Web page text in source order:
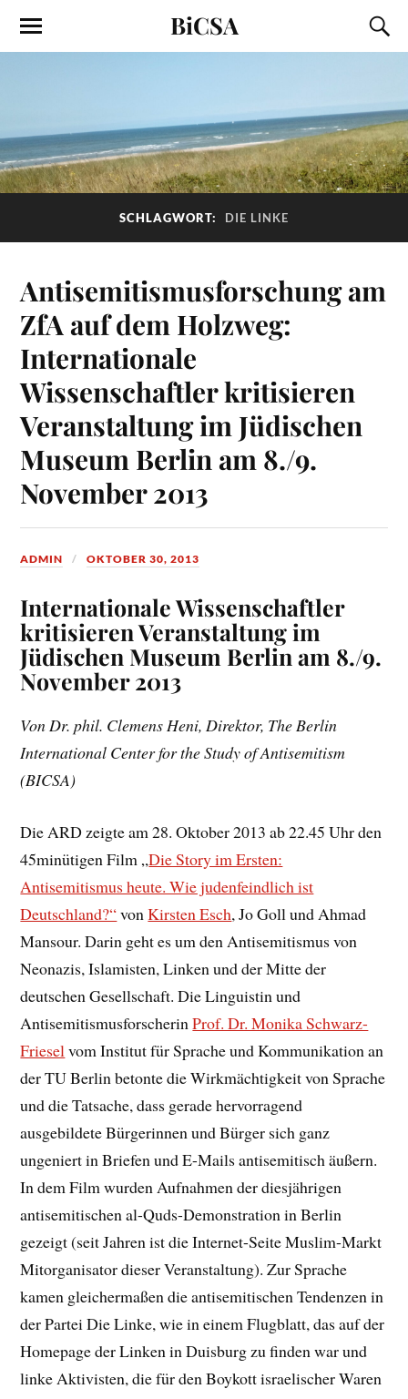
BiCSA
SCHLAGWORT: DIE LINKE
Antisemitismusforschung am
ZfA auf dem Holzweg:
Internationale
Wissenschaftler kritisieren
Veranstaltung im Jüdischen
Museum Berlin am 8./9.
November 2013
ADMIN OKTOBER 30, 2013
Internationale Wissenschaftler
kritisieren Veranstaltung im
Jüdischen Museum Berlin am 8./9.
November 2013
Von Dr. phil. Clemens Heni, Direktor, The Berlin
International Center for the Study of Antisemitism
(BICSA)
Die ARD zeigte am 28. Oktober 2013 ab 22.45 Uhr den
45minütigen Film „Die Story im Ersten:
Antisemitismus heute. Wie judenfeindlich ist
Deutschland?“vonKirsten Esch, Jo Goll und Ahmad
Mansour. Darin geht es um den Antisemitismus von
Neonazis, Islamisten, Linken und der Mitte der
deutschen Gesellschaft. Die Linguistin und
AntisemitismusforscherinProf. Dr. Monika Schwarz-
Frieselvom Institut für Sprache und Kommunikation an
der TU Berlin betonte die Wirkmächtigkeit von Sprache
und die Tatsache, dass gerade hervorragend
ausgebildete Bürgerinnen und Bürger sich ganz
ungeniert in Briefen und E-Mails antisemitisch äußern.
In dem Film wurden Aufnahmen der diesjährigen
antisemitischen al-Quds-Demonstration in Berlin
gezeigt (seit Jahren ist die Internet-Seite Muslim-Markt
Mitorganisator dieser Veranstaltung). Zur Sprache
kamen gleichermaßen die antisemitischen Tendenzen in
der Partei Die Linke, wie in einem Flugblatt, das auf der
Homepage der Linken in Duisburg zu finden war und
linke Aktivisten, die für den Boykott israelischer Waren